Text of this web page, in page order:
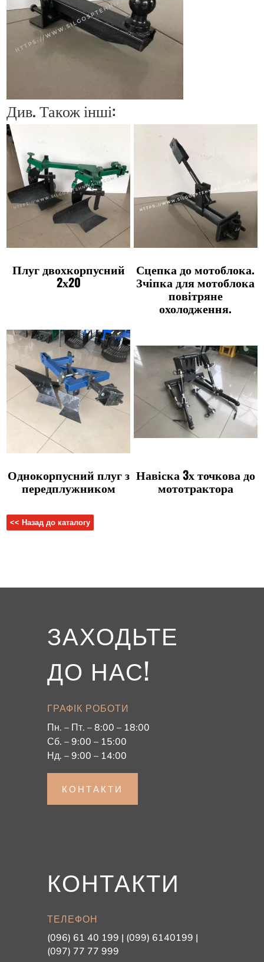
Див. Також інші:
Плуг двохкорпусний
2х20
Сцепка до мотоблока.
Зчіпка для мотоблока
повітряне
охолодження.
Однокорпусний плуг з
передплужником
Навіска 3х точкова до
мототрактора
<< Назад до каталогу
ЗАХОДЬТЕ
ДО НАС!
ГРАФІК РОБОТИ
Пн. – Пт. – 8:00 – 18:00
Сб. – 9:00 – 15:00
Нд. – 9:00 – 14:00
КОНТАКТИ
КОНТАКТИ
ТЕЛЕФОН
(096) 61 40 199 | (099) 6140199 |
(097) 77 77 999